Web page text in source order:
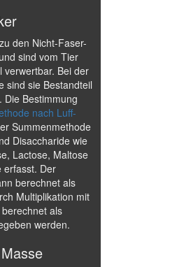
den Nicht-Faser-
sind vom Tier
verwertbar. Bei der
sind sie Bestandteil
. Die Bestimmung
nach Luff-
Summenmethode
Disaccharide wie
Lactose, Maltose
erfasst. Der
berechnet als
Multiplikation mit
als
werden.